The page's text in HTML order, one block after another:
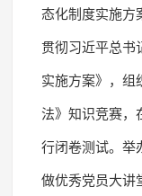
态化制度实施方
贯彻习近平总书
实施方案》，组
法》知识竞赛，
行闭卷测试。举
做优秀党员大讲